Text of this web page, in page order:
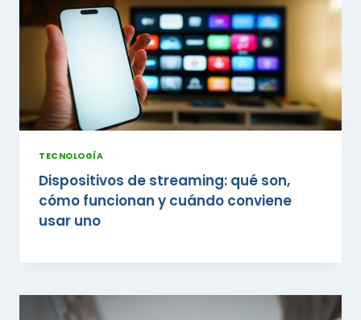
TECNOLOGÍA
Dispositivos de streaming: qué son,
cómo funcionan y cuándo conviene
usar uno